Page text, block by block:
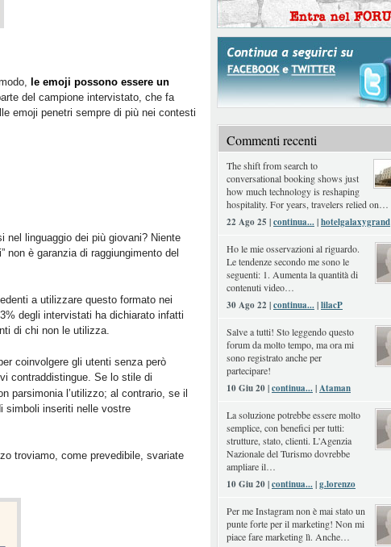
le emoji possono essere un
del campione intervistato, che fa
emoji penetri sempre di più nei contesti
nel linguaggio dei più giovani? Niente
non è garanzia di raggiungimento del
a utilizzare questo formato nei
degli intervistati ha dichiarato infatti
di chi non le utilizza.
coinvolgere gli utenti senza però
contraddistingue. Se lo stile di
parsimonia l’utilizzo; al contrario, se il
simboli inseriti nelle vostre
troviamo, come prevedibile, svariate
Commenti recenti
The shift from search to
conversational booking shows just
how much technology is reshaping
hospitality. For years, travelers relied on…
22 Ago 25 |continua...|hotelgalaxygrand
Ho le mie osservazioni al riguardo.
Le tendenze secondo me sono le
seguenti: 1. Aumenta la quantità di
contenuti video…
30 Ago 22 |continua...|lilacP
Salve a tutti! Sto leggendo questo
forum da molto tempo, ma ora mi
sono registrato anche per
partecipare!
10 Giu 20 |continua...|Ataman
La soluzione potrebbe essere molto
semplice, con benefici per tutti:
strutture, stato, clienti. L'Agenzia
Nazionale del Turismo dovrebbe
ampliare il…
10 Giu 20 |continua...|g.lorenzo
Per me Instagram non è mai stato un
punte forte per il marketing! Non mi
piace fare marketing lì. Anche…